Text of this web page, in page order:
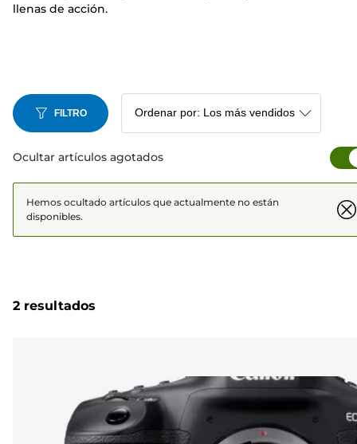
llenas de acción.
FILTRO
Ocultar artículos agotados
Hemos ocultado artículos que actualmente no están
disponibles.
2 resultados